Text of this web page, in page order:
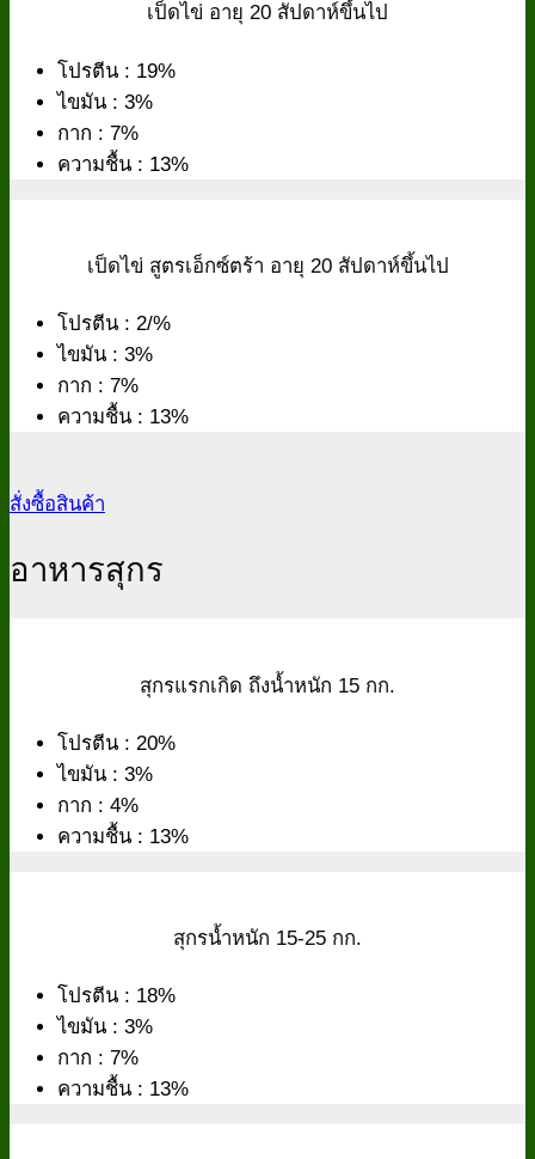
เป็ดไข่ อายุ 20 สัปดาห์ขึ้นไป
โปรตีน : 19%
ไขมัน : 3%
กาก : 7%
ความชื้น : 13%
เป็ดไข่ สูตรเอ็กซ์ตร้า อายุ 20 สัปดาห์ขึ้นไป
โปรตีน : 2/%
ไขมัน : 3%
กาก : 7%
ความชื้น : 13%
สั่งซื้อสินค้า
อาหารสุกร
สุกรแรกเกิด ถึงน้ำหนัก 15 กก.
โปรตีน : 20%
ไขมัน : 3%
กาก : 4%
ความชื้น : 13%
สุกรน้ำหนัก 15-25 กก.
โปรตีน : 18%
ไขมัน : 3%
กาก : 7%
ความชื้น : 13%